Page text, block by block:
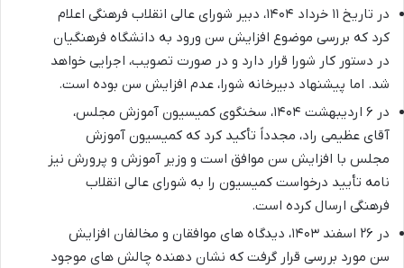
در تاریخ ۱۱ خرداد ۱۴۰۴، دبیر شورای عالی انقلاب فرهنگی اعلام
کرد که بررسی موضوع افزایش سن ورود به دانشگاه فرهنگیان
در دستور کار شورا قرار دارد و در صورت تصویب، اجرایی خواهد
شد. اما پیشنهاد دبیرخانه شورا، عدم افزایش سن بوده است.
در ۶ اردیبهشت ۱۴۰۴، سخنگوی کمیسیون آموزش مجلس،
آقای عظیمی راد، مجدداً تأکید کرد که کمیسیون آموزش
مجلس با افزایش سن موافق است و وزیر آموزش و پرورش نیز
نامه تأیید درخواست کمیسیون را به شورای عالی انقلاب
فرهنگی ارسال کرده است.
در ۲۶ اسفند ۱۴۰۳، دیدگاه های موافقان و مخالفان افزایش
سن مورد بررسی قرار گرفت که نشان دهنده چالش های موجود